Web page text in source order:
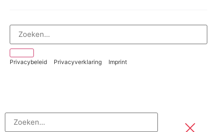
Privacybeleid Privacyverklaring Imprint